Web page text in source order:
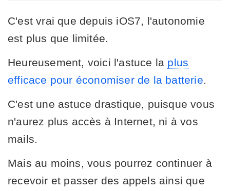
C'est vrai que depuis iOS7, l'autonomie
est plus que limitée.
Heureusement, voici l'astuce la plus
efficace pour économiser de la batterie
C'est une astuce drastique, puisque vous
n'aurez plus accès à Internet, ni à vos
mails.
Mais au moins, vous pourrez continuer à
recevoir et passer des appels ainsi que